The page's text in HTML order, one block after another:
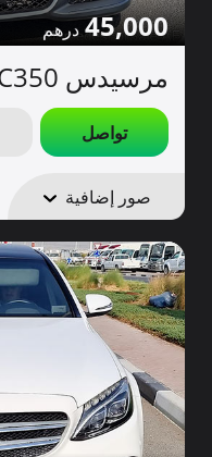
45,000
مرسيدس C350 للبيع
تواصل
صور إضافية